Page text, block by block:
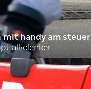
mit handy am steuer
alkolenker